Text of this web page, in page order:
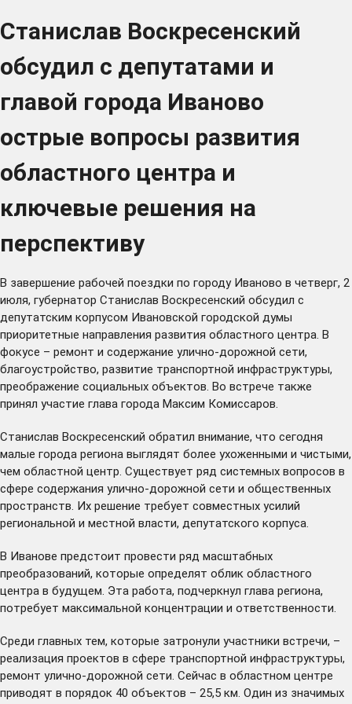
Станислав Воскресенский
обсудил с депутатами и
главой города Иваново
острые вопросы развития
областного центра и
ключевые решения на
перспективу
В завершение рабочей поездки по городу Иваново в четверг, 2
июля, губернатор Станислав Воскресенский обсудил с
депутатским корпусом Ивановской городской думы
приоритетные направления развития областного центра. В
фокусе – ремонт и содержание улично-дорожной сети,
благоустройство, развитие транспортной инфраструктуры,
преображение социальных объектов. Во встрече также
принял участие глава города Максим Комиссаров.
Станислав Воскресенский обратил внимание, что сегодня
малые города региона выглядят более ухоженными и чистыми,
чем областной центр. Существует ряд системных вопросов в
сфере содержания улично-дорожной сети и общественных
пространств. Их решение требует совместных усилий
региональной и местной власти, депутатского корпуса.
В Иванове предстоит провести ряд масштабных
преобразований, которые определят облик областного
центра в будущем. Эта работа, подчеркнул глава региона,
потребует максимальной концентрации и ответственности.
Среди главных тем, которые затронули участники встречи, –
реализация проектов в сфере транспортной инфраструктуры,
ремонт улично-дорожной сети. Сейчас в областном центре
приводят в порядок 40 объектов – 25,5 км. Один из значимых